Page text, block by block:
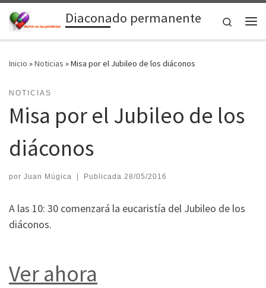
Saltar al contenidoDiaconado permanente
Search
Inicio »Noticias »Misa por el Jubileo de los diáconos
NOTICIAS
Misa por el Jubileo de los
diáconos
por Juan Múgica | Publicada 28/05/2016
A las 10: 30 comenzará la eucaristía del Jubileo de los
diáconos.
Ver ahora